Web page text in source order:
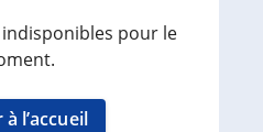
pour le
l’accueil